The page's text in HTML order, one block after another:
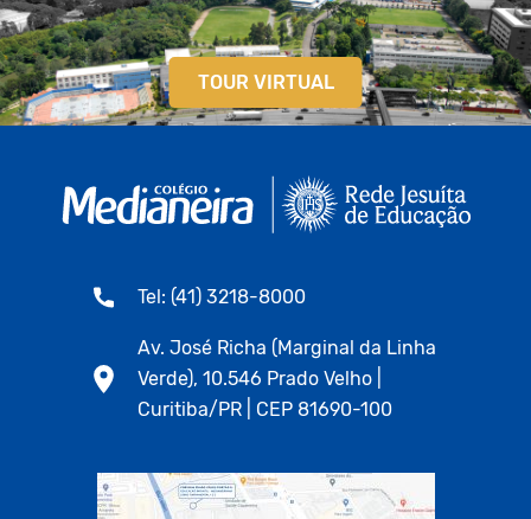
TOUR VIRTUAL
Tel: (41) 3218-8000
Av. José Richa (Marginal da Linha
Verde), 10.546 Prado Velho |
Curitiba/PR | CEP 81690-100